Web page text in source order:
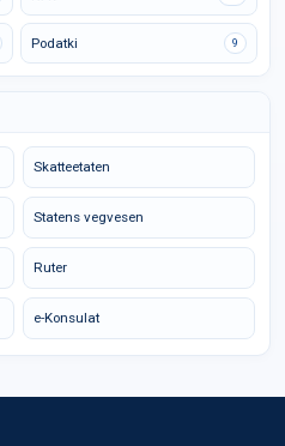
Podatki 9
Skatteetaten
Statens vegvesen
Ruter
e-Konsulat